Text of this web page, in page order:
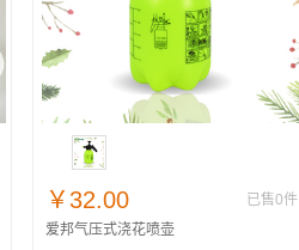
￥32.00
已售0件
爱邦气压式浇花喷壶